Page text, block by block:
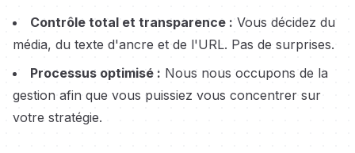
Contrôle total et transparence : Vous décidez du
média, du texte d'ancre et de l'URL. Pas de surprises.
Processus optimisé : Nous nous occupons de la
gestion afin que vous puissiez vous concentrer sur
votre stratégie.